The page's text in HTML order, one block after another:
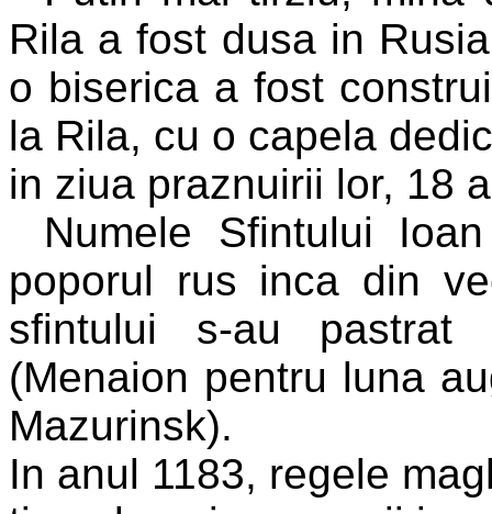
Rila a fost dusa in
o biserica a fost
la Rila, cu o capela
in ziua praznuirii lor, 18
Numele Sfintului
poporul rus inca din
sfintului s-au
(Menaion pentru luna
Mazurinsk).
In anul 1183, regele